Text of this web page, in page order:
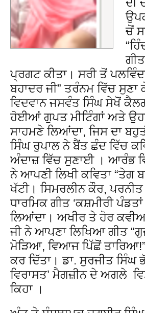
ਚੋਂ
ਪ੍ਰਗਟ ਕੀਤਾ। ਸਰੀ ਤੋਂ
ਬਹਾਦਰ ਜੀ” ਤਰੰਨਮ ਵਿੱਚ
ਵਿਦਵਾਨ ਜਸਵੰਤ ਸਿੰਘ ਸੇਖੋਂ
ਹੋਈਆਂ ਗੁਪਤ ਮੀਟਿੰਗਾਂ ਅਤੇ
ਸਾਹਮਣੇ ਲਿਆਂਦਾ, ਜਿਸ ਦਾ
ਸਿੰਘ ਰੁਪਾਲ ਨੇ ਬੈਂਤ ਛੰਦ ਵਿੱਚ
ਅੰਦਾਜ਼ ਵਿੱਚ ਸੁਣਾਈ । ਆਰੰਭ
ਨੇ ਆਪਣੀ ਲਿਖੀ ਕਵਿਤਾ “ਤੇਗ
ਖੱਟੀ। ਸਿਮਰਲੀਨ ਕੌਰ,
ਧਾਰਮਿਕ ਗੀਤ ‘ਕਸ਼ਮੀਰੀ
ਲਿਆਂਦਾ। ਅਖੀਰ ਤੇ ਹੋਰ
ਜੀ ਨੇ ਆਪਣਾ ਲਿਖਿਆ ਗੀਤ
ਮੋੜਿਆ, ਵਿਆਜ ਪਿੱਛੋਂ
ਕਰ ਦਿੱਤਾ। ਡਾ. ਸੁਰਜੀਤ ਸਿੰਘ
ਵਿਰਾਸਤ’ ਮੈਗਜ਼ੀਨ ਦੇ ਅਗਲੇ
ਕਿਹਾ ।